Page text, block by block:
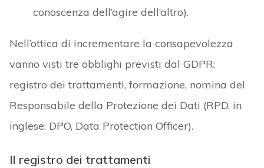
conoscenza dell’agire dell’altro).
Nell’ottica di incrementare la consapevolezza
vanno visti tre obblighi previsti dal GDPR:
registro dei trattamenti, formazione, nomina del
Responsabile della Protezione dei Dati (RPD, in
inglese: DPO, Data Protection Officer).
Il registro dei trattamenti